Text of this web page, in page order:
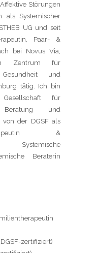
Störungen
als Systemischer
UG und seit
Paar- &
bei Novus Via,
Zentrum für
und
tätig. Ich bin
für
Beratung und
von der DGSF als
&
Systemische
Beraterin
zertifiziert)